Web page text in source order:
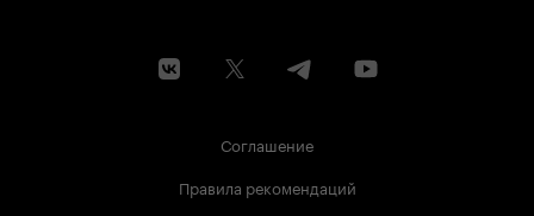
Соглашение
Правила рекомендаций